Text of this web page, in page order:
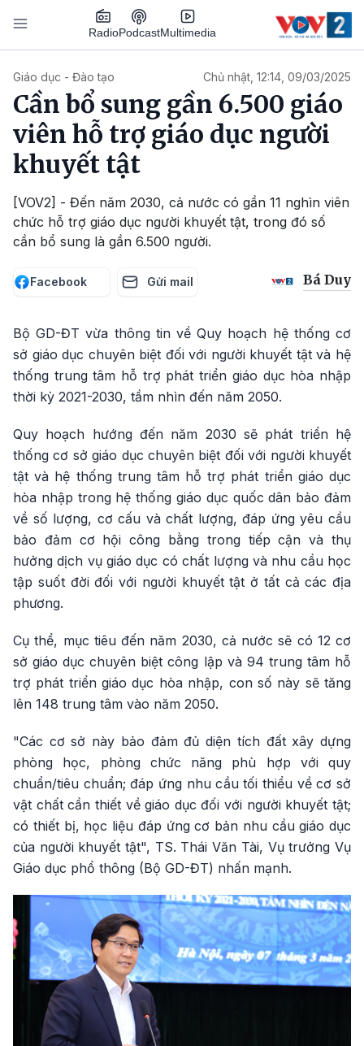
Nhảy đến nội dung
RadioPodcastMultimedia
Giáo dục - Đào tạo Chủ nhật, 12:14, 09/03/2025
Cần bổ sung gần 6.500 giáo
viên hỗ trợ giáo dục người
khuyết tật
[VOV2] - Đến năm 2030, cả nước có gần 11 nghìn viên
chức hỗ trợ giáo dục người khuyết tật, trong đó số
cần bổ sung là gần 6.500 người.
Facebook Gửi mail Bá Duy
Bộ GD-ĐT vừa thông tin về Quy hoạch hệ thống cơ
sở giáo dục chuyên biệt đối với người khuyết tật và hệ
thống trung tâm hỗ trợ phát triển giáo dục hòa nhập
thời kỳ 2021-2030, tầm nhìn đến năm 2050.
Quy hoạch hướng đến năm 2030 sẽ phát triển hệ
thống cơ sở giáo dục chuyên biệt đối với người khuyết
tật và hệ thống trung tâm hỗ trợ phát triển giáo dục
hòa nhập trong hệ thống giáo dục quốc dân bảo đảm
về số lượng, cơ cấu và chất lượng, đáp ứng yêu cầu
bảo đảm cơ hội công bằng trong tiếp cận và thụ
hưởng dịch vụ giáo dục có chất lượng và nhu cầu học
tập suốt đời đối với người khuyết tật ở tất cả các địa
phương.
Cụ thể, mục tiêu đến năm 2030, cả nước sẽ có 12 cơ
sở giáo dục chuyên biệt công lập và 94 trung tâm hỗ
trợ phát triển giáo dục hòa nhập, con số này sẽ tăng
lên 148 trung tâm vào năm 2050.
"Các cơ sở này bảo đảm đủ diện tích đất xây dựng
phòng học, phòng chức năng phù hợp với quy
chuẩn/tiêu chuẩn; đáp ứng nhu cầu tối thiểu về cơ sở
vật chất cần thiết về giáo dục đối với người khuyết tật;
có thiết bị, học liệu đáp ứng cơ bản nhu cầu giáo dục
của người khuyết tật", TS. Thái Văn Tài, Vụ trưởng Vụ
Giáo dục phổ thông (Bộ GD-ĐT) nhấn mạnh.